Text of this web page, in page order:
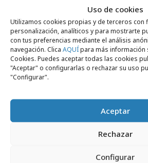
Uso de cookies
Utilizamos cookies propias y de terceros con
personalización, analíticos y para mostrarte
con tus preferencias mediante el análisis
navegación. Clica AQUÍpara más información
Cookies. Puedes aceptar todas las cookies
"Aceptar" o configurarlas o rechazar su uso
"Configurar".
Aceptar
Rechazar
Configurar
y permitir este
Comparte